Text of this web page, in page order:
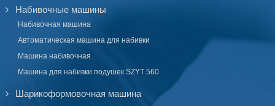
Набивочные машины
Набивочная машина
Автоматическая машина для набивки
Машина набивочная
Машина для набивки подушек SZYT 560
Шарикоформовочная машина